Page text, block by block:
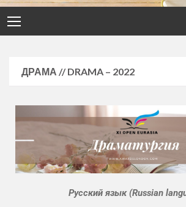
ДРАМА // DRAMA – 2022
Русский язык (Russian